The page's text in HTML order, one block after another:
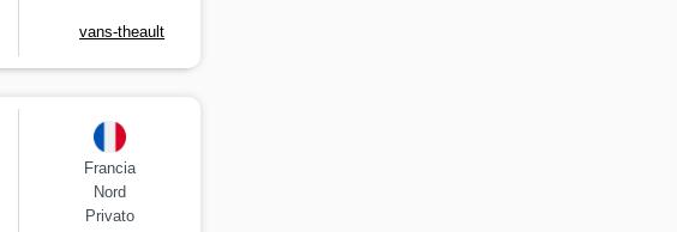
vans-theault
Francia
Nord
Privato